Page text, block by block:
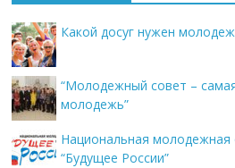
Какой досуг нужен
“Молодежный совет –
молодежь”
Национальная молодежная
“Будущее России”